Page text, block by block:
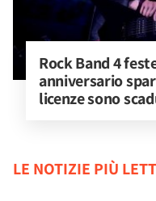
Rock Band 4
anniversario
licenze sono
LE NOTIZIE PIÙ